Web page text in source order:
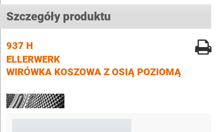
Szczegóły produktu
937 H
ELLERWERK
WIRÓWKA KOSZOWA Z OSIĄ POZIOMĄ